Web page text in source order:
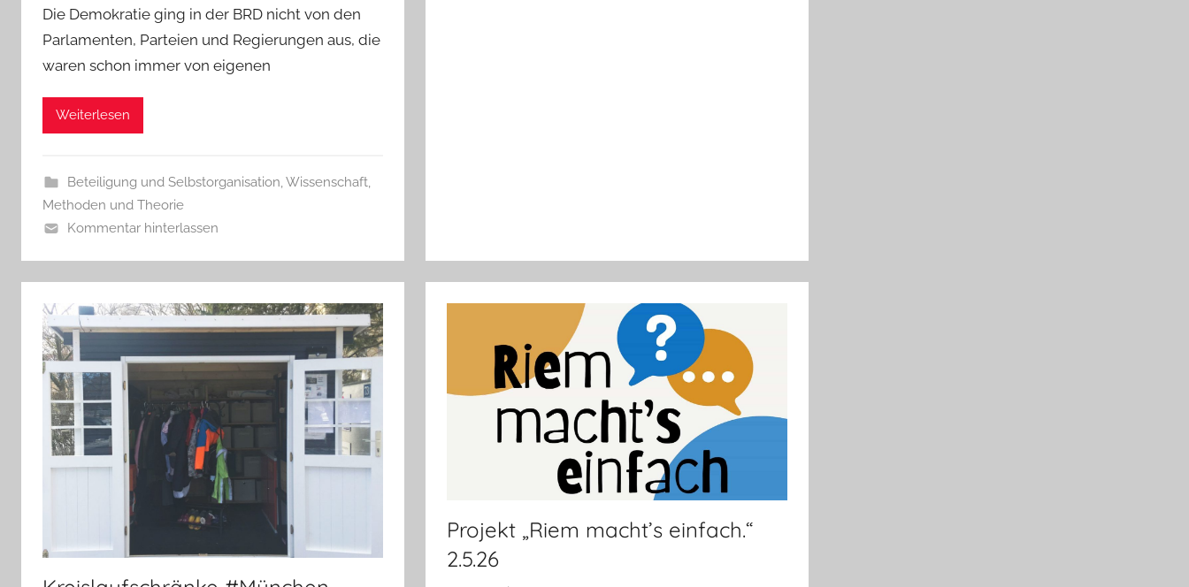
Die Demokratie ging in der BRD nicht von den
Parlamenten, Parteien und Regierungen aus, die
waren schon immer von eigenen
Weiterlesen
Beteiligung und Selbstorganisation,Wissenschaft,
Methoden und Theorie
Kommentar hinterlassen
Projekt „Riem macht’s einfach.“
2.5.26